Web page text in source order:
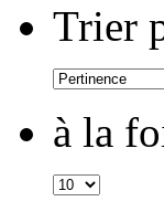
Trier
à la